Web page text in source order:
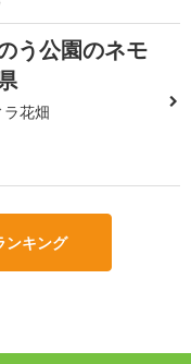
う公園のネモ
花畑
ンキング